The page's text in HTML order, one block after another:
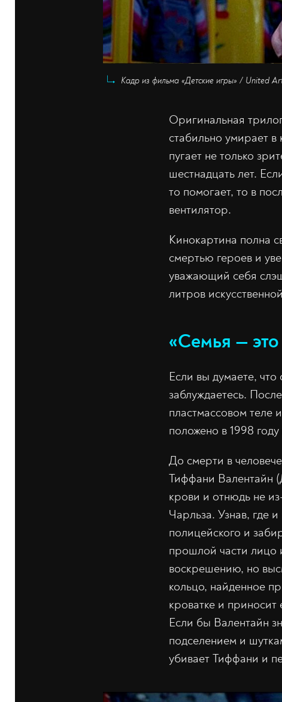
Кадр из фильма «Детские игры» / United
Оригинальная
стабильно умирает
пугает не только
шестнадцать лет.
то помогает, то в
вентилятор.
Кинокартина полна
смертью героев и
уважающий себя
литров
«Семья —
Если вы думаете,
заблуждаетесь.
пластмассовом теле
положено в 1998
До смерти в
Тиффани Валентайн
крови и отнюдь не
Чарльза. Узнав, где
полицейского и
прошлой части лицо
воскрешению, но
кольцо, найденное
кроватке и
Если бы Валентайн
подселением и
убивает Тиффани и